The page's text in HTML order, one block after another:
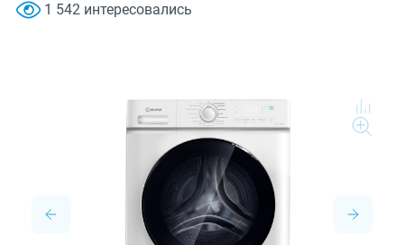
Плиты
Варочные панели
Микроволновые печи
О бренде
1 542 интересовались